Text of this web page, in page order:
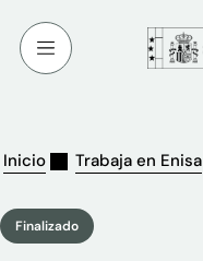
Inicio Trabaja en Enisa
Finalizado